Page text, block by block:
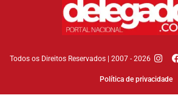
Todos os Direitos Reservados | 2007 - 2026
Política de privacidade